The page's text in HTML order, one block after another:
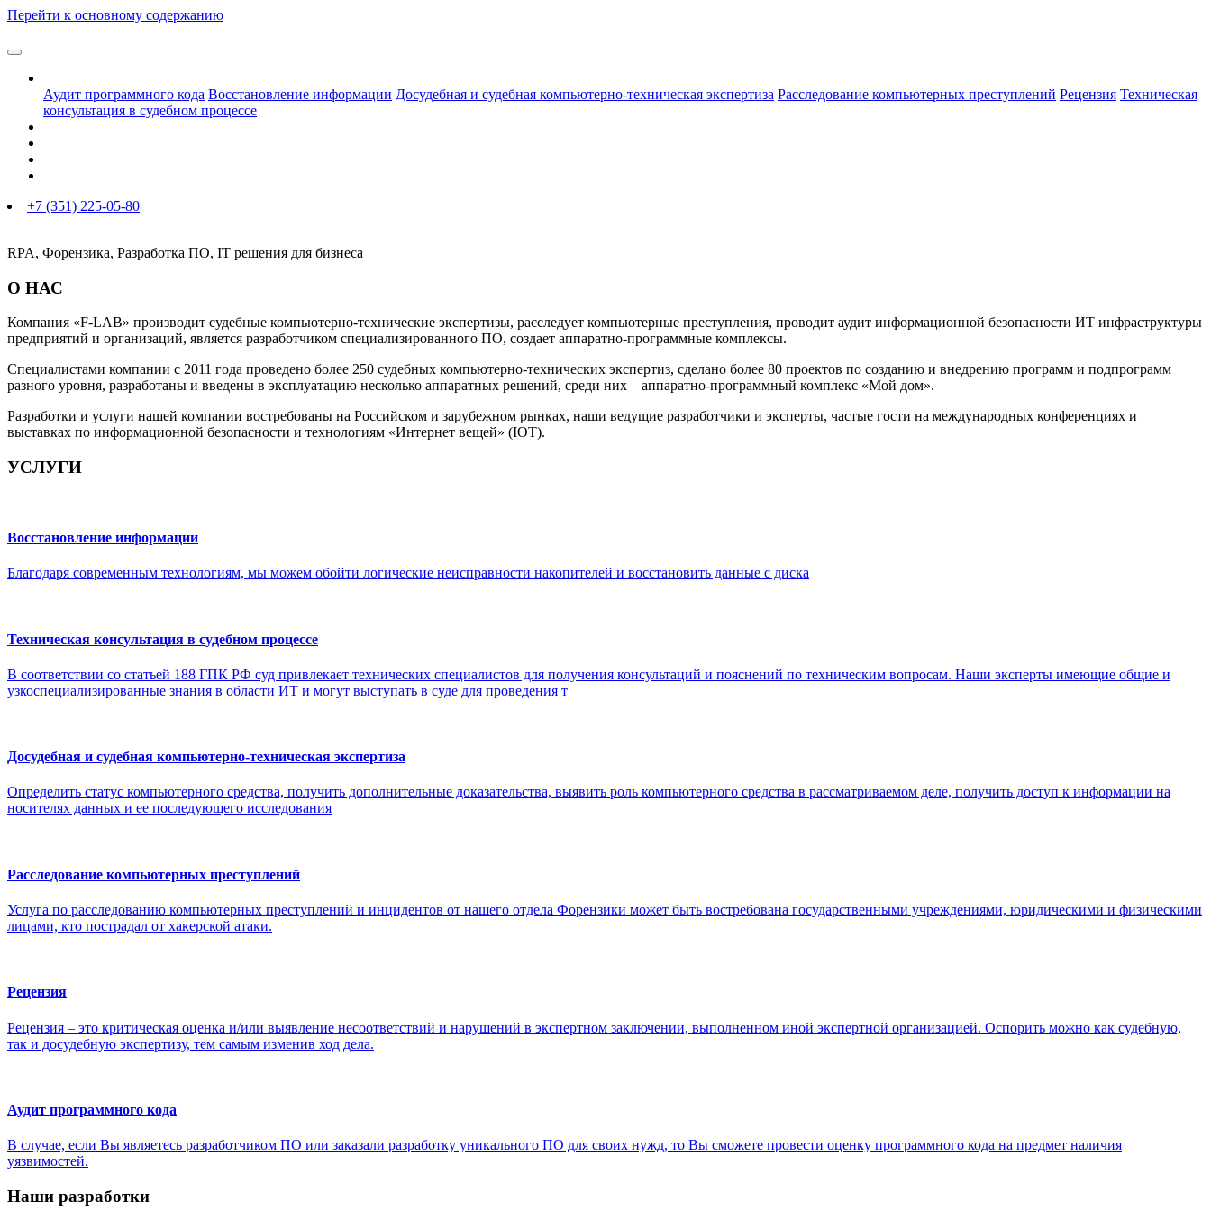
Перейти к основному содержанию
Аудит программного кода Восстановление информации Досудебная и судебная компьютерно-техническая экспертиза Расследование компьютерных преступлений Рецензия Техническая
консультация в судебном процессе
+7 (351) 225-05-80
RPA, Форензика, Разработка ПО, IT решения для бизнеса
О НАС
Компания «F-LAB» производит судебные компьютерно-технические экспертизы, расследует компьютерные преступления, проводит аудит информационной безопасности ИТ инфраструктуры
предприятий и организаций, является разработчиком специализированного ПО, создает аппаратно-программные комплексы.
Специалистами компании с 2011 года проведено более 250 судебных компьютерно-технических экспертиз, сделано более 80 проектов по созданию и внедрению программ и подпрограмм
разного уровня, разработаны и введены в эксплуатацию несколько аппаратных решений, среди них – аппаратно-программный комплекс «Мой дом».
Разработки и услуги нашей компании востребованы на Российском и зарубежном рынках, наши ведущие разработчики и эксперты, частые гости на международных конференциях и
выставках по информационной безопасности и технологиям «Интернет вещей» (IOT).
УСЛУГИ
Восстановление информации
Благодаря современным технологиям, мы можем обойти логические неисправности накопителей и восстановить данные с диска
Техническая консультация в судебном процессе
В соответствии со статьей 188 ГПК РФ суд привлекает технических специалистов для получения консультаций и пояснений по техническим вопросам. Наши эксперты имеющие общие и
узкоспециализированные знания в области ИТ и могут выступать в суде для проведения т
Досудебная и судебная компьютерно-техническая экспертиза
Определить статус компьютерного средства, получить дополнительные доказательства, выявить роль компьютерного средства в рассматриваемом деле, получить доступ к информации на
носителях данных и ее последующего исследования
Расследование компьютерных преступлений
Услуга по расследованию компьютерных преступлений и инцидентов от нашего отдела Форензики может быть востребована государственными учреждениями, юридическими и физическими
лицами, кто пострадал от хакерской атаки.
Рецензия
Рецензия – это критическая оценка и/или выявление несоответствий и нарушений в экспертном заключении, выполненном иной экспертной организацией. Оспорить можно как судебную,
так и досудебную экспертизу, тем самым изменив ход дела.
Аудит программного кода
В случае, если Вы являетесь разработчиком ПО или заказали разработку уникального ПО для своих нужд, то Вы сможете провести оценку программного кода на предмет наличия
уязвимостей.
Наши разработки